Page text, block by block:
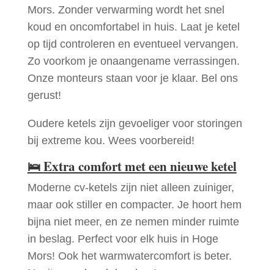
Mors. Zonder verwarming wordt het snel
koud en oncomfortabel in huis. Laat je ketel
op tijd controleren en eventueel vervangen.
Zo voorkom je onaangename verrassingen.
Onze monteurs staan voor je klaar. Bel ons
gerust!
Oudere ketels zijn gevoeliger voor storingen
bij extreme kou. Wees voorbereid!
🛌Extra comfort met een nieuwe ketel
Moderne cv-ketels zijn niet alleen zuiniger,
maar ook stiller en compacter. Je hoort hem
bijna niet meer, en ze nemen minder ruimte
in beslag. Perfect voor elk huis in Hoge
Mors! Ook het warmwatercomfort is beter.